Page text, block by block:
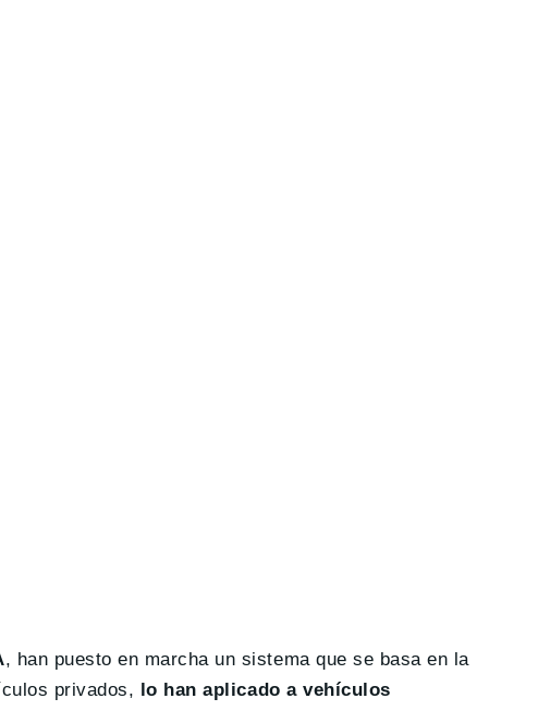
, han puesto en marcha un sistema que se basa en la
privados, lo han aplicado a vehículos